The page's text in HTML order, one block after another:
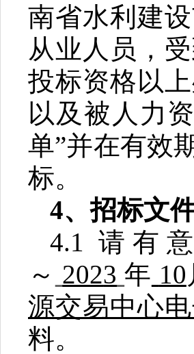
南省水利建
从业人员，
投标资格以
以及被人力
单”并在有效
标。
4、招标文
4.1 请有
～ 2023 年 10
源交易中心
料。